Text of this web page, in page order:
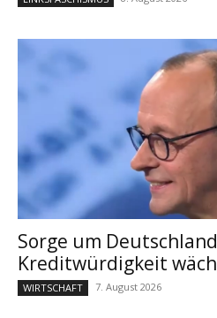
Sorge um
Kreditwürdigkeit
WIRTSCHAFT 7. August 2026